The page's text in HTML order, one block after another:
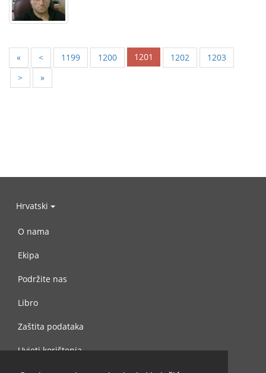
« < 1199 1200 1201 1202
1203
>
»
Hrvatski
O nama
Ekipa
Podržite nas
Libro
Zaštita podataka
Uvjeti korištenja